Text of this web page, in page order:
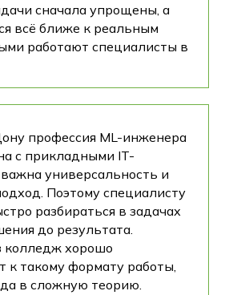
сначала упрощены, а
всё ближе к реальным
работают специалисты в
профессия ML-инженера
с прикладными IT-
универсальность и
Поэтому специалисту
разбираться в задачах
до результата.
колледж хорошо
к такому формату работы,
в сложную теорию.